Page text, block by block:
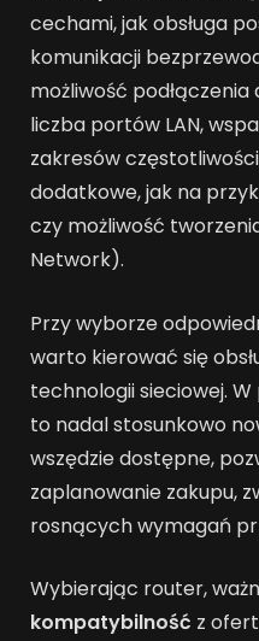
cechami, jak obsługa
komunikacji
możliwość
liczba portów LAN,
zakresów
dodatkowe, jak na
czy możliwość
Network).
Przy wyborze
warto kierować się
technologii sieciowej.
to nadal stosunkowo
wszędzie dostępne,
zaplanowanie zakupu,
rosnących wymagań
Wybierając router,
kompatybilność z